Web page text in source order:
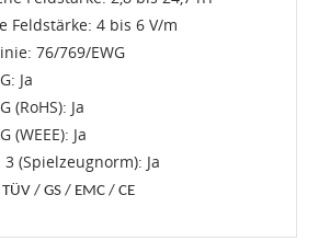
Feldstärke: 4 bis 6 V/m
76/769/EWG
Ja
(RoHS): Ja
(WEEE): Ja
3 (Spielzeugnorm): Ja
/ GS / EMC / CE